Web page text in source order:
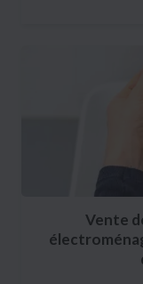
Vente